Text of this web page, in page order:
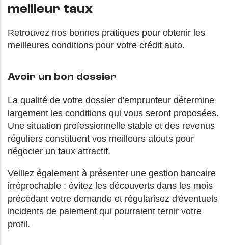
meilleur taux
Retrouvez nos bonnes pratiques pour obtenir les
meilleures conditions pour votre crédit auto.
Avoir un bon dossier
La qualité de votre dossier d'emprunteur détermine
largement les conditions qui vous seront proposées.
Une situation professionnelle stable et des revenus
réguliers constituent vos meilleurs atouts pour
négocier un taux attractif.
Veillez également à présenter une gestion bancaire
irréprochable : évitez les découverts dans les mois
précédant votre demande et régularisez d'éventuels
incidents de paiement qui pourraient ternir votre
profil.